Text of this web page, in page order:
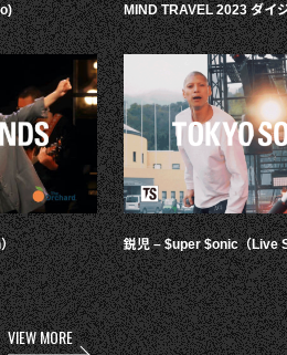
MIND TRAVEL 2023 ダイ
鋭児 – $uper $onic（Live
VIEW MORE